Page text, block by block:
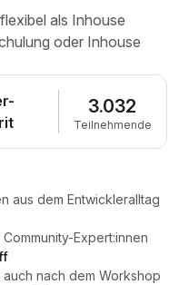
als Inhouse
oder Inhouse
3.032
Teilnehmende
aus dem Entwickleralltag
Expert:innen
nach dem Workshop